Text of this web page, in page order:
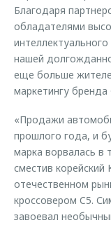
Благодаря
обладателями
нашей
еще больше
маркетингу
«Продажи
прошлого года, и
марка ворвалась в
сместив
отечественном
кроссовером C5.
завоевал